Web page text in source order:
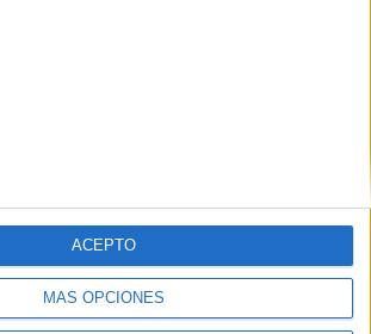
MÁS OPCIONES
ACEPTO
por registrarte te daremos
nuestro ebook con 100 consejos para tu